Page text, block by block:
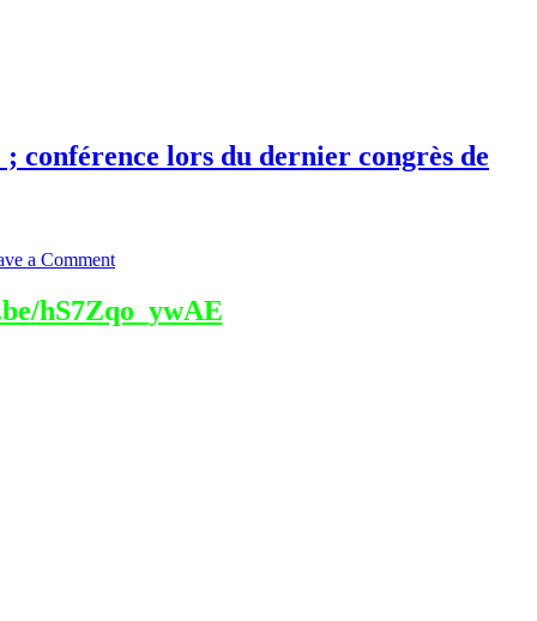
conférence lors du dernier congrès de
a Comment
hS7Zqo_ywAE